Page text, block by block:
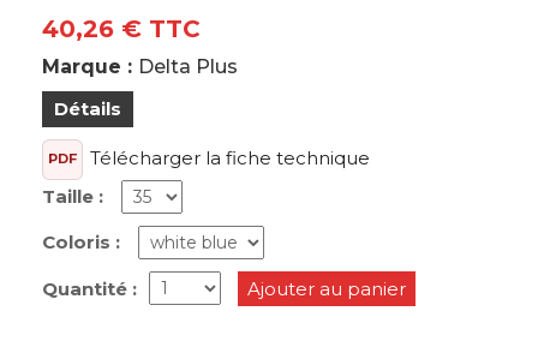
40,26 € TTC
Marque : Delta Plus
Détails
PDF
Télécharger la fiche technique
Taille :
Coloris :
Quantité : Ajouter au panier